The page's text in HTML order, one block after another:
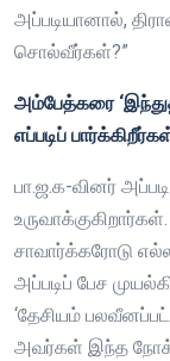
அப்படியானால்,
சொல்வீர்கள்?”
அம்பேத்கரை
எப்படிப்
பா.ஜ.க-வினர்
சாவார்க்கரோடு
அப்படிப் பேச
‘தேசியம்
அவர்கள் இந்த